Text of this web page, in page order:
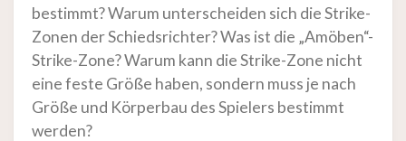
bestimmt? Warum unterscheiden sich die Strike-
Zonen der Schiedsrichter? Was ist die „Amöben“-
Strike-Zone? Warum kann die Strike-Zone nicht
eine feste Größe haben, sondern muss je nach
Größe und Körperbau des Spielers bestimmt
werden?